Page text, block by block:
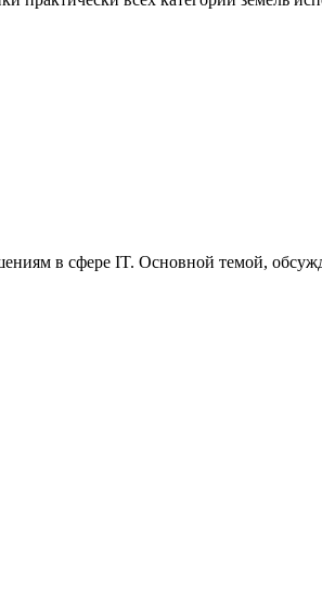
в сфере IT. Основной темой,